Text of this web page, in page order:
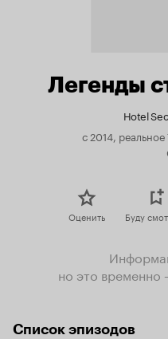
Легенды
Hotel
с 2014,
Оценить Буду
но это временно
Список эпизодов